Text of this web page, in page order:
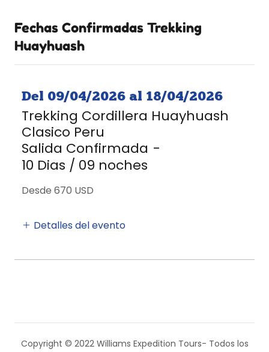
Fechas Confirmadas Trekking
Huayhuash
Del 09/04/2026 al 18/04/2026
Trekking Cordillera Huayhuash
Clasico Peru
Salida Confirmada -
10 Dias / 09 noches
Desde 670 USD
Detalles del evento
Copyright © 2022 Williams Expedition Tours- Todos los